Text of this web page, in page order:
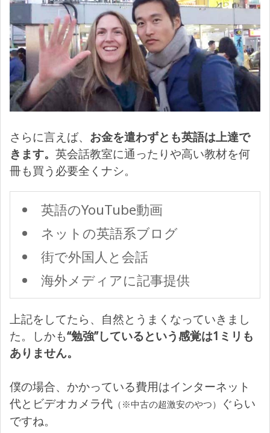
さらに言えば、 お金を遣わずとも英語は上達で
きます。 英会話教室に通ったりや高い教材を何
冊も買う必要全くナシ。
英語のYouTube動画
ネットの英語系ブログ
街で外国人と会話
海外メディアに記事提供
上記をしてたら、自然とうまくなっていきまし
た。しかも“勉強”しているという感覚は1ミリも
ありません。
僕の場合、かかっている費用はインターネット
代とビデオカメラ代 （※中古の超激安のやつ）
ぐらい
ですね。